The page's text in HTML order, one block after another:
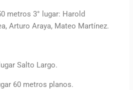
metros 3° lugar: Harold
Arturo Araya, Mateo Martínez.
Salto Largo.
60 metros planos.